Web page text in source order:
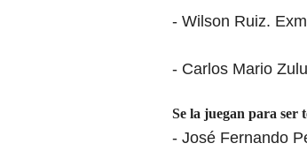
- Wilson Ruiz.
- Carlos Mario
Se la juegan para ser
- José Fernando